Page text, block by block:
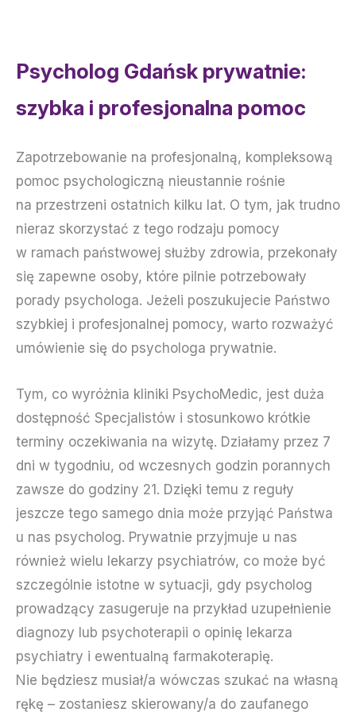
Psycholog Gdańsk prywatnie:
szybka i profesjonalna pomoc
Zapotrzebowanie na profesjonalną, kompleksową
pomoc psychologiczną nieustannie rośnie
na przestrzeni ostatnich kilku lat. O tym, jak trudno
nieraz skorzystać z tego rodzaju pomocy
w ramach państwowej służby zdrowia, przekonały
się zapewne osoby, które pilnie potrzebowały
porady psychologa. Jeżeli poszukujecie Państwo
szybkiej i profesjonalnej pomocy, warto rozważyć
umówienie się do psychologa prywatnie.
Tym, co wyróżnia kliniki PsychoMedic, jest duża
dostępność Specjalistów i stosunkowo krótkie
terminy oczekiwania na wizytę. Działamy przez 7
dni w tygodniu, od wczesnych godzin porannych
zawsze do godziny 21. Dzięki temu z reguły
jeszcze tego samego dnia może przyjąć Państwa
u nas psycholog. Prywatnie przyjmuje u nas
również wielu lekarzy psychiatrów, co może być
szczególnie istotne w sytuacji, gdy psycholog
prowadzący zasugeruje na przykład uzupełnienie
diagnozy lub psychoterapii o opinię lekarza
psychiatry i ewentualną farmakoterapię.
Nie będziesz musiał/a wówczas szukać na własną
rękę – zostaniesz skierowany/a do zaufanego